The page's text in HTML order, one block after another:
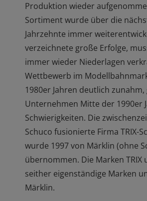
Produktion wieder
Sortiment wurde über die
Jahrzehnte immer
verzeichnete große Erfolge,
immer wieder Niederlagen
Wettbewerb im
1980er Jahren deutlich
Unternehmen Mitte der 1990er
Schwierigkeiten. Die
Schuco fusionierte Firma TRIX-
wurde 1997 von Märklin (ohne
übernommen. Die Marken TRIX
seither eigenständige Marken
Märklin.